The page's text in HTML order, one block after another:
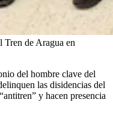
Tren de Aragua en
del hombre clave del
las disidencias del
y hacen presencia